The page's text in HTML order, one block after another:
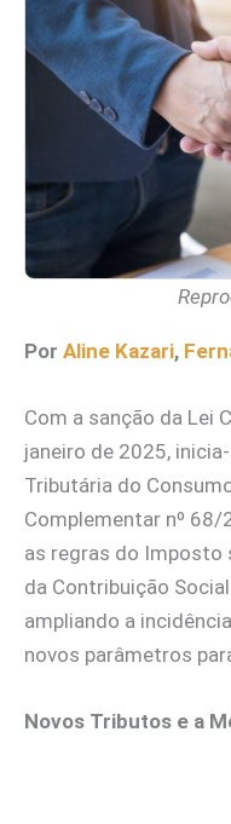
Por Aline Kazari,
Com a sanção da Lei
janeiro de 2025,
Tributária do
Complementar nº
as regras do Imposto
da Contribuição
ampliando a
novos parâmetros
Novos Tributos e a